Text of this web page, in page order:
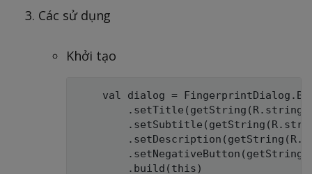
Các sử dụng
Khởi tạo
val dialog =